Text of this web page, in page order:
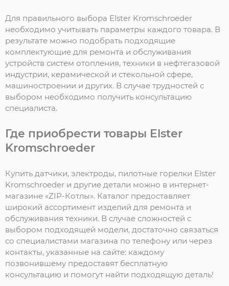
Для правильного выбора Elster Kromschroeder
необходимо учитывать параметры каждого товара. В
результате можно подобрать подходящие
комплектующие для ремонта и обслуживания
устройств систем отопления, техники в нефтегазовой
индустрии, керамической и стекольной сфере,
машиностроении и других. В случае трудностей с
выбором необходимо получить консультацию
специалиста.
Где приобрести товары Elster
Kromschroeder
Купить датчики, электроды, пилотные горелки Elster
Kromschroeder и другие детали можно в интернет-
магазине «ZIP-Котлы». Каталог предоставляет
широкий ассортимент изделий для ремонта и
обслуживания техники. В случае сложностей с
выбором подходящей модели, достаточно связаться
со специалистами магазина по телефону или через
контакты, указанные на сайте: каждому
позвонившему предоставят бесплатную
консультацию и помогут найти подходящую деталь!